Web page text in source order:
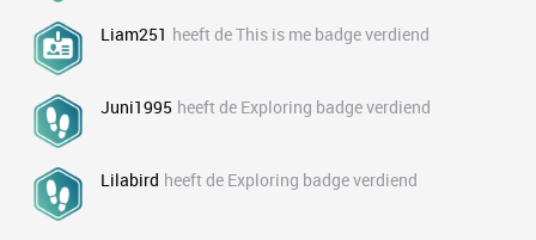
Liam251 heeft de This is me badge verdiend
Juni1995 heeft de Exploring badge verdiend
Lilabird heeft de Exploring badge verdiend